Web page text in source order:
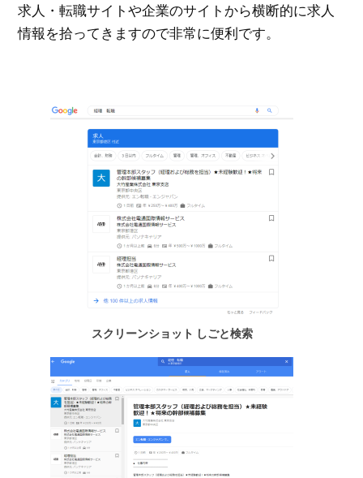
求人・転職サイトや企業のサイトから横断的に求人
情報を拾ってきますので非常に便利です。
スクリーンショット しごと検索